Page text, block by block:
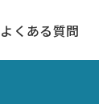
よくある質問